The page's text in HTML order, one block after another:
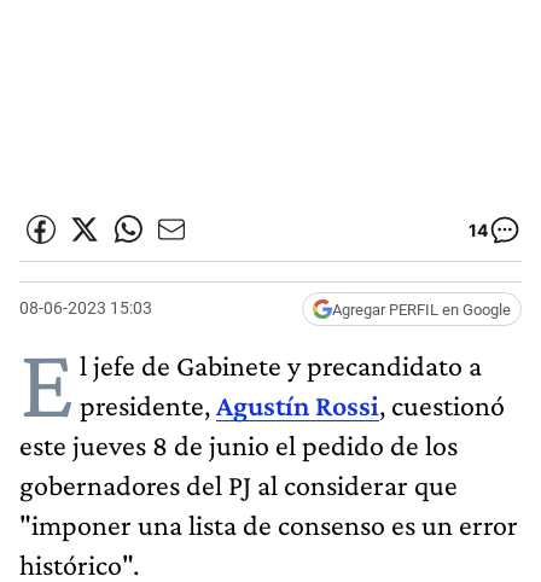
14
08-06-2023 15:03 Agregar PERFIL en Google
E l jefe de Gabinete y precandidato a
presidente,Agustín Rossi, cuestionó
este jueves 8 de junio el pedido de los
gobernadores del PJ al considerar que
"imponer una lista de consenso es un error
histórico".